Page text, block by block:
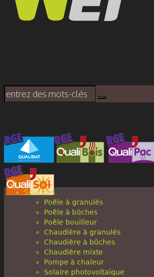
Solutions
Poêle à granulés
Poêle à bûches
Poêle bouilleur
Chaudière à granulés
Chaudière à bûches
Chaudière mixte
Pompe à chaleur
Solaire photovoltaïque